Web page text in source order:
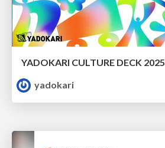
YADOKARI CULTURE DECK 2025
yadokari